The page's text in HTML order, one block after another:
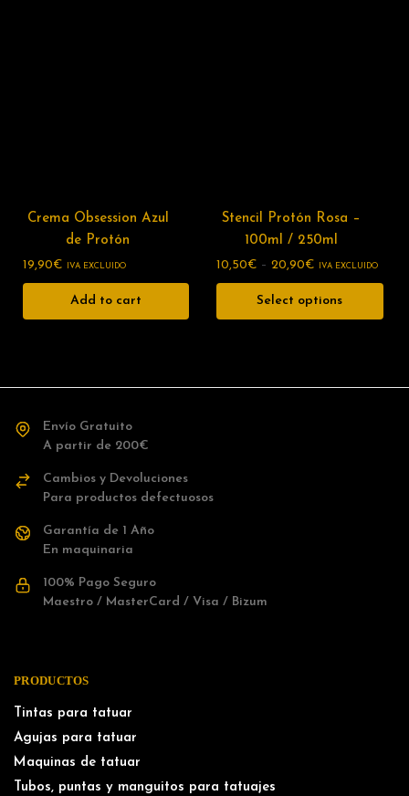
Crema Obsession Azul
de Protón
19,90€ IVA EXCLUIDO
Add to cart
Stencil Protón Rosa –
100ml / 250ml
10,50€ –20,90€ IVA EXCLUIDO
Select options
Envío Gratuito
A partir de 200€
Cambios y Devoluciones
Para productos defectuosos
Garantía de 1 Año
En maquinaria
100% Pago Seguro
Maestro / MasterCard / Visa / Bizum
PRODUCTOS
Tintas para tatuar
Agujas para tatuar
Maquinas de tatuar
Tubos, puntas y manguitos para tatuajes